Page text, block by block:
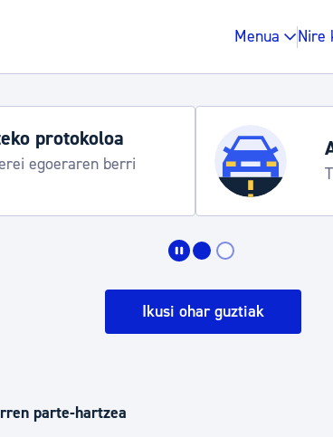
Menua Nire
Gune
protokoloa
egoeraren berri
Ikusi ohar guztiak
parte-hartzea